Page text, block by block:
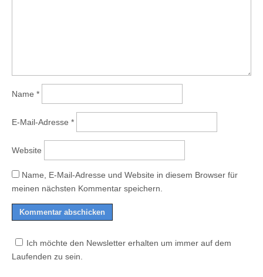
Name *
E-Mail-Adresse *
Website
Name, E-Mail-Adresse und Website in diesem Browser für
meinen nächsten Kommentar speichern.
Ich möchte den Newsletter erhalten um immer auf dem
Laufenden zu sein.